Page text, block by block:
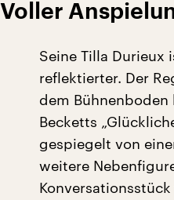
Voller
Seine Tilla
reflektierter. Der
dem Bühnenboden
Becketts
gespiegelt von
weitere